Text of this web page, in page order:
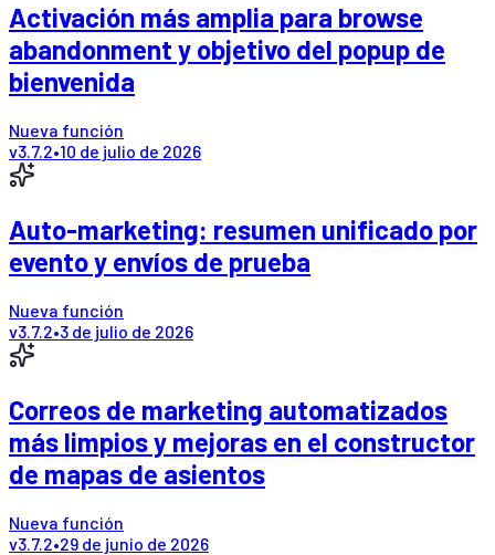
Activación más amplia para browse
abandonment y objetivo del popup de
bienvenida
Nueva función
v3.7.2•10 de julio de 2026
Auto-marketing: resumen unificado por
evento y envíos de prueba
Nueva función
v3.7.2•3 de julio de 2026
Correos de marketing automatizados
más limpios y mejoras en el constructor
de mapas de asientos
Nueva función
v3.7.2•29 de junio de 2026